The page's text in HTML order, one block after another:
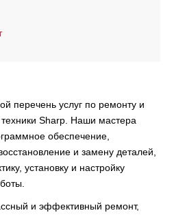
перечень услуг по ремонту и
Sharp. Наши мастера
обеспечение,
и замену деталей,
установку и настройку
и эффективный ремонт,